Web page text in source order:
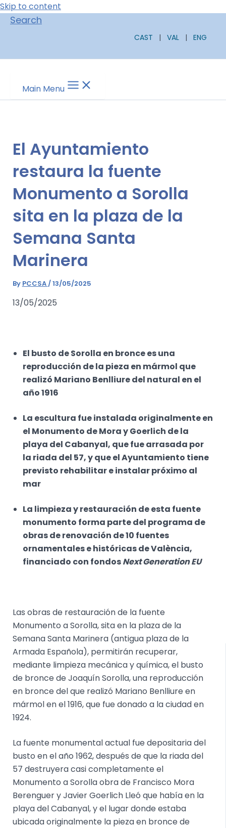
Skip to content
Search
CAST | VAL | ENG
Main Menu
El Ayuntamiento
restaura la fuente
Monumento a Sorolla
sita en la plaza de la
Semana Santa
Marinera
By PCCSA /13/05/2025
13/05/2025
El busto de Sorolla en bronce es una
reproducción de la pieza en mármol que
realizó Mariano Benlliure del natural en el
año 1916
La escultura fue instalada originalmente en
el Monumento de Mora y Goerlich de la
playa del Cabanyal, que fue arrasada por
la riada del 57, y que el Ayuntamiento tiene
previsto rehabilitar e instalar próximo al
mar
La limpieza y restauración de esta fuente
monumento forma partedel programa de
obras de renovación de 10 fuentes
ornamentales e históricas de València,
financiado con fondosNext Generation EU
Las obras de restauración de la fuente
Monumento a Sorolla, sita en la plaza de la
Semana Santa Marinera (antigua plaza de la
Armada Española), permitirán recuperar,
mediante limpieza mecánica y química, el busto
de bronce de Joaquín Sorolla, una reproducción
en bronce del que realizó Mariano Benlliure en
mármol en el 1916, que fue donado a la ciudad en
1924.
La fuente monumental actual fue depositaria del
busto en el año 1962, después de que la riada del
57 destruyera casi completamente el
Monumento a Sorolla obra de Francisco Mora
Berenguer y Javier Goerlich Lleó que había en la
playa del Cabanyal, y el lugar donde estaba
ubicada originalmente la pieza en bronce de